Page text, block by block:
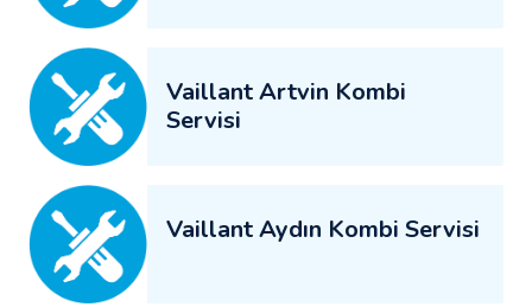
Vaillant Artvin Kombi
Servisi
Vaillant Aydın Kombi Servisi